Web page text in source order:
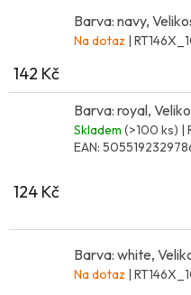
Barva: navy,
Na dotaz |
142 Kč
Barva: royal,
Skladem (>100 ks)
EAN:
124 Kč
Barva: white,
Na dotaz |